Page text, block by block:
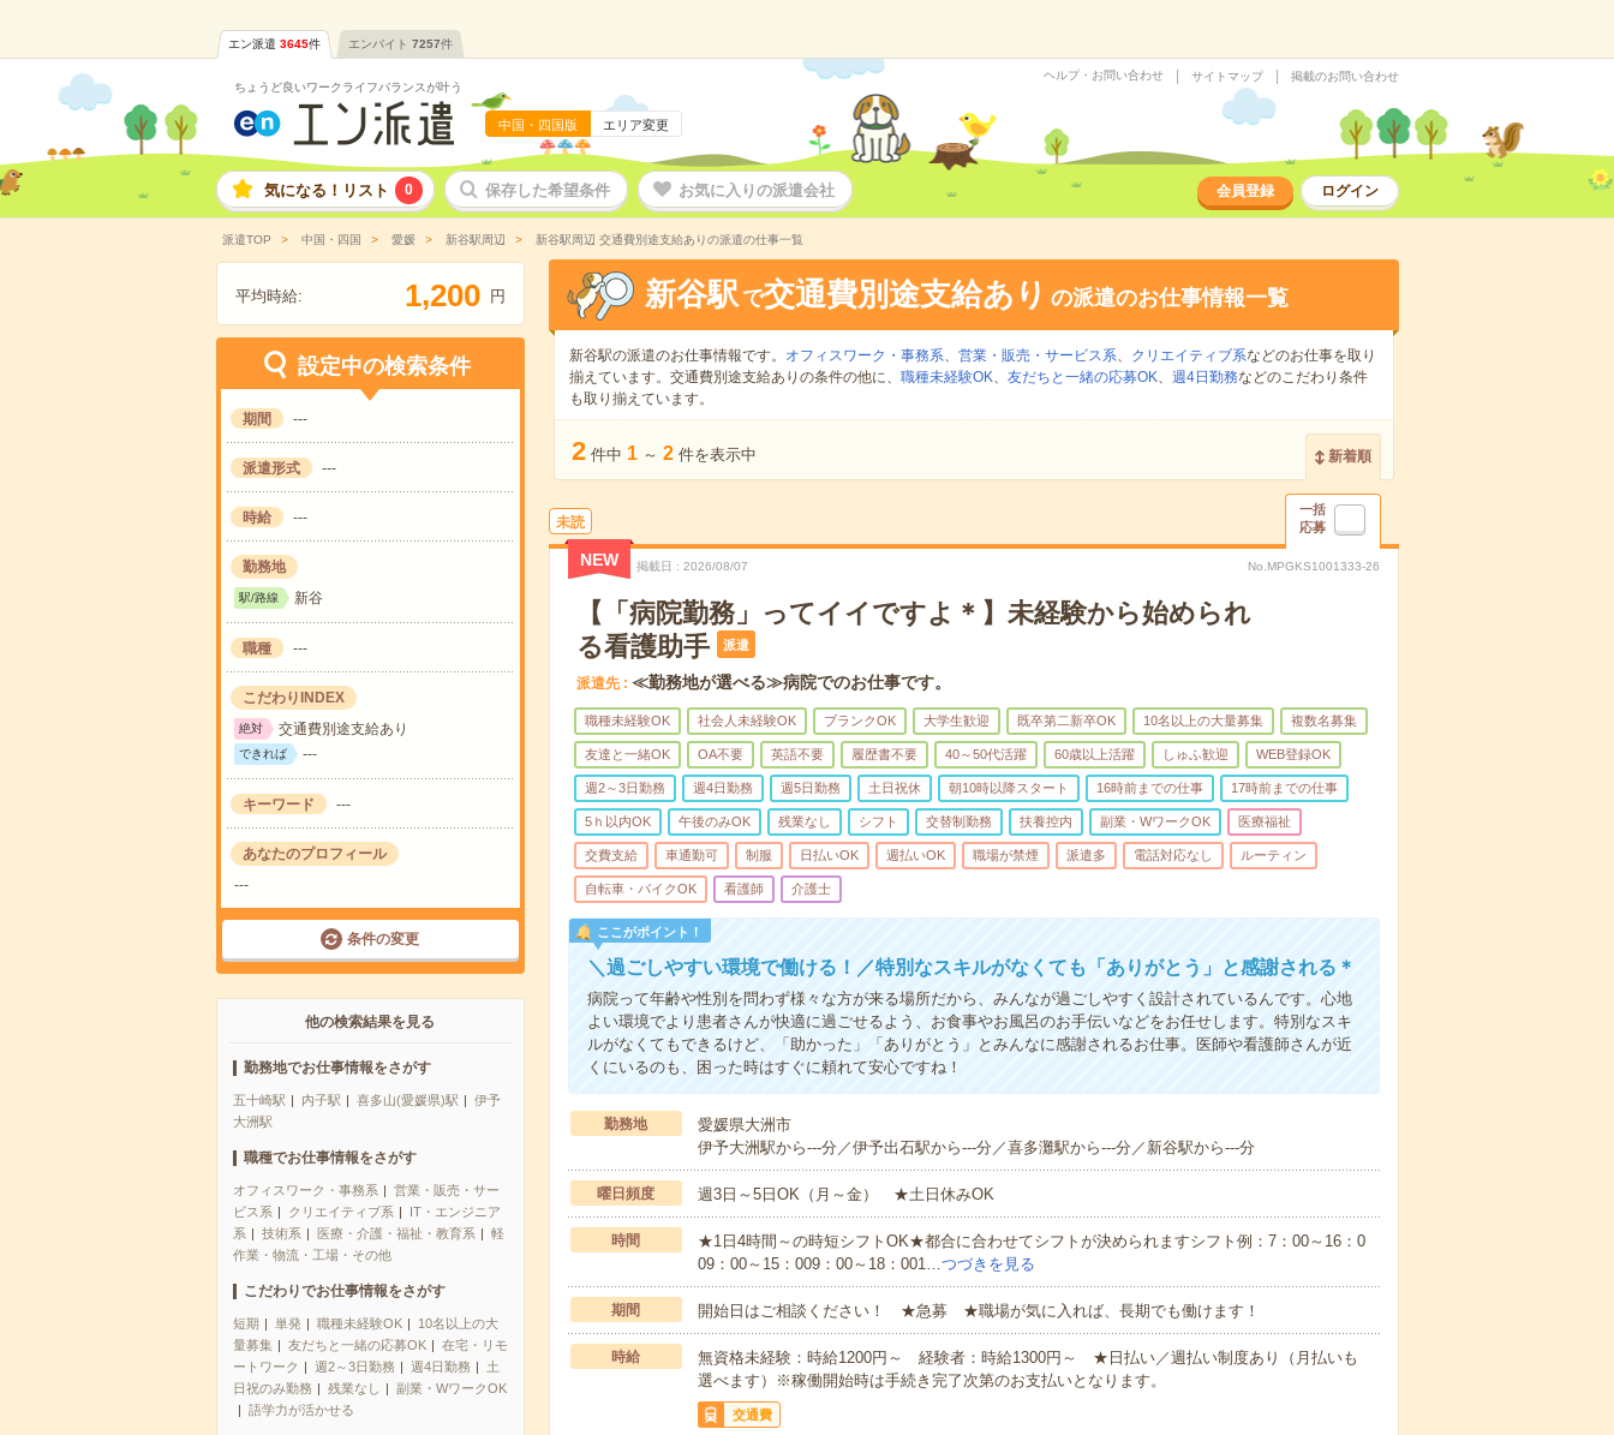
エン派遣 3645件 エンバイト 7257件
ちょうど良いワークライフバランスが叶う
中国・四国版 エリア変更
ヘルプ・お問い合わせ サイトマップ 掲載のお問い合わせ
気になる！リスト 0 保存した希望条件 お気に入りの派遣会社 会員登録 ログイン
派遣TOP 中国・四国 愛媛 新谷駅周辺 新谷駅周辺 交通費別途支給ありの派遣の仕事一覧
平均時給: 1,200 円
設定中の検索条件
期間 ---
派遣形式 ---
時給 ---
勤務地
駅/路線 新谷
職種 ---
こだわりINDEX
絶対 交通費別途支給あり
できれば ---
キーワード ---
あなたのプロフィール
---
条件の変更
他の検索結果を見る
勤務地でお仕事情報をさがす
五十崎駅 内子駅 喜多山(愛媛県)駅
伊予
大洲駅
職種でお仕事情報をさがす
オフィスワーク・事務系
営業・販売・サー
ビス系
クリエイティブ系
IT・エンジニア
系
技術系 医療・介護・福祉・教育系
軽
作業・物流・工場・その他
こだわりでお仕事情報をさがす
短期 単発 職種未経験OK
10名以上の大
量募集
友だちと一緒の応募OK
在宅・リモ
ートワーク
週2～3日勤務 週4日勤務
土
日祝のみ勤務
残業なし
副業・WワークOK
語学力が活かせる
新谷駅 で交通費別途支給あり の派遣のお仕事情報一覧
新谷駅の派遣のお仕事情報です。 オフィスワーク・事務系、 営業・販売・サービス系、 クリエイティブ系などのお仕事を取り
揃えています。交通費別途支給ありの条件の他に、 職種未経験OK、 友だちと一緒の応募OK、 週4日勤務などのこだわり条件
も取り揃えています。
2 件中 1 ～ 2 件を表示中 新着順
未読
一括
応募
NEW 掲載日 2026/08/07 No.MPGKS1001333-26
【「病院勤務」ってイイですよ＊】未経験から始められ
る看護助手
派遣
派遣先 ≪勤務地が選べる≫病院でのお仕事です。
職種未経験OK 社会人未経験OK ブランクOK 大学生歓迎 既卒第二新卒OK 10名以上の大量募集 複数名募集
友達と一緒OK OA不要 英語不要 履歴書不要 40～50代活躍 60歳以上活躍 しゅふ歓迎 WEB登録OK
週2～3日勤務 週4日勤務 週5日勤務 土日祝休 朝10時以降スタート 16時前までの仕事 17時前までの仕事
5ｈ以内OK 午後のみOK 残業なし シフト 交替制勤務 扶養控内 副業・WワークOK 医療福祉
交費支給 車通勤可 制服 日払いOK 週払いOK 職場が禁煙 派遣多 電話対応なし ルーティン
自転車・バイクOK 看護師 介護士
ここがポイント！
＼過ごしやすい環境で働ける！／特別なスキルがなくても「ありがとう」と感謝される＊
病院って年齢や性別を問わず様々な方が来る場所だから、みんなが過ごしやすく設計されているんです。心地
よい環境でより患者さんが快適に過ごせるよう、お食事やお風呂のお手伝いなどをお任せします。特別なスキ
ルがなくてもできるけど、「助かった」「ありがとう」とみんなに感謝されるお仕事。医師や看護師さんが近
くにいるのも、困った時はすぐに頼れて安心ですね！
勤務地
愛媛県大洲市
伊予大洲駅から---分／伊予出石駅から---分／喜多灘駅から---分／新谷駅から---分
曜日頻度 週3日～5日OK（月～金） ★土日休みOK
時間
★1日4時間～の時短シフトOK★都合に合わせてシフトが決められますシフト例：7：00～16：0
09：00～15：009：00～18：001…つづきを見る
期間 開始日はご相談ください！ ★急募 ★職場が気に入れば、長期でも働けます！
時給
無資格未経験：時給1200円～ 経験者：時給1300円～ ★日払い／週払い制度あり（月払いも
選べます）※稼働開始時は手続き完了次第のお支払いとなります。
交通費